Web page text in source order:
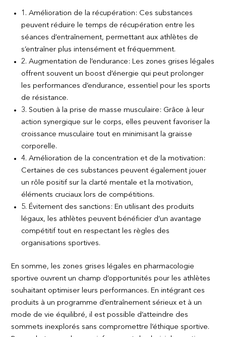
1. Amélioration de la récupération: Ces substances
peuvent réduire le temps de récupération entre les
séances d’entraînement, permettant aux athlètes de
s’entraîner plus intensément et fréquemment.
2. Augmentation de l’endurance: Les zones grises légales
offrent souvent un boost d’énergie qui peut prolonger
les performances d’endurance, essentiel pour les sports
de résistance.
3. Soutien à la prise de masse musculaire: Grâce à leur
action synergique sur le corps, elles peuvent favoriser la
croissance musculaire tout en minimisant la graisse
corporelle.
4. Amélioration de la concentration et de la motivation:
Certaines de ces substances peuvent également jouer
un rôle positif sur la clarté mentale et la motivation,
éléments cruciaux lors de compétitions.
5. Évitement des sanctions: En utilisant des produits
légaux, les athlètes peuvent bénéficier d’un avantage
compétitif tout en respectant les règles des
organisations sportives.
En somme, les zones grises légales en pharmacologie
sportive ouvrent un champ d’opportunités pour les athlètes
souhaitant optimiser leurs performances. En intégrant ces
produits à un programme d’entraînement sérieux et à un
mode de vie équilibré, il est possible d’atteindre des
sommets inexplorés sans compromettre l’éthique sportive.